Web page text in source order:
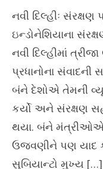
નવી દિલ્હીઃ
ઇન્ડોનેશિયાના
નવી દિલ્હીમાં
પ્રધાનોના
બંને દેશોએ તેમની
કર્યો અને સંરક્ષણ
થયા. બંને મંત્રીઓએ
ઉજવણીને પણ યાદ
સુબિયાન્ટો મુખ્ય […]